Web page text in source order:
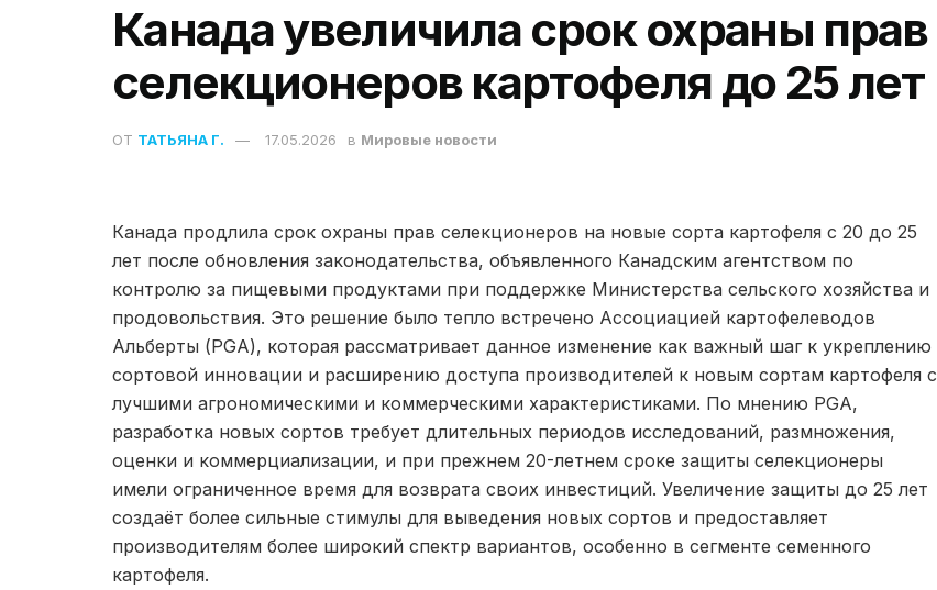
Канада увеличила срок охраны прав
селекционеров картофеля до 25 лет
ОТ ТАТЬЯНА Г. 17.05.2026 в Мировые новости
Канада продлила срок охраны прав селекционеров на новые сорта картофеля с 20 до 25
лет после обновления законодательства, объявленного Канадским агентством по
контролю за пищевыми продуктами при поддержке Министерства сельского хозяйства и
продовольствия. Это решение было тепло встречено Ассоциацией картофелеводов
Альберты (PGA), которая рассматривает данное изменение как важный шаг к укреплению
сортовой инновации и расширению доступа производителей к новым сортам картофеля с
лучшими агрономическими и коммерческими характеристиками. По мнению PGA,
разработка новых сортов требует длительных периодов исследований, размножения,
оценки и коммерциализации, и при прежнем 20-летнем сроке защиты селекционеры
имели ограниченное время для возврата своих инвестиций. Увеличение защиты до 25 лет
создаёт более сильные стимулы для выведения новых сортов и предоставляет
производителям более широкий спектр вариантов, особенно в сегменте семенного
картофеля.